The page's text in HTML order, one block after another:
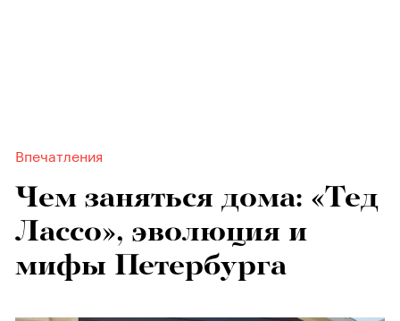
Впечатления
Чем заняться дома: «Тед
Лассо», эволюция и
мифы Петербурга